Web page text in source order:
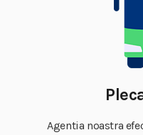
Agentia noastra